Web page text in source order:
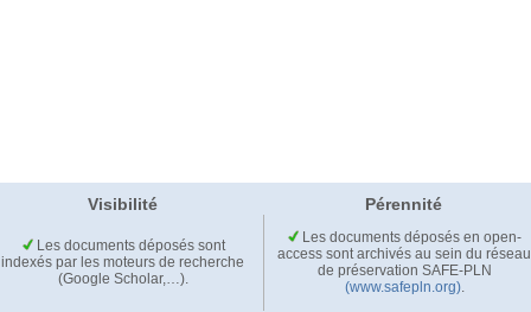
Visibilité Pérennité
Les documents déposés sont
indexés par les moteurs de recherche
(Google Scholar,…).
Les documents déposés en open-
access sont archivés au sein du réseau
de préservation SAFE-PLN
(www.safepln.org).